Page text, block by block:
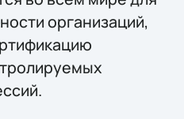
организаций,